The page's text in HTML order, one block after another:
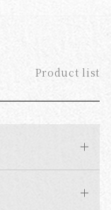
Product list